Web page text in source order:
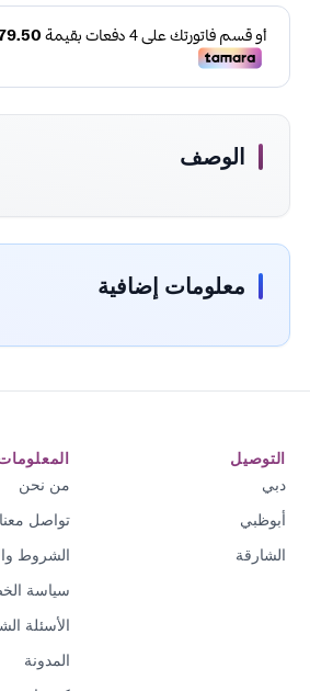
الوصف
معلومات إضافية
التوصيل
دبي
أبوظبي
الشارقة
من نحن
تواصل معنا
الشروط
سياسة
الأسئلة
المدونة